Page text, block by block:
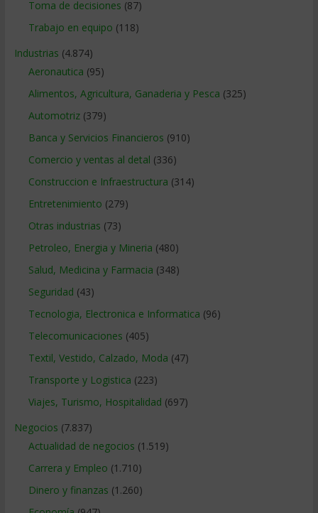
Toma de decisiones (87)
Trabajo en equipo (118)
Industrias (4.874)
Aeronautica (95)
Alimentos, Agricultura, Ganaderia y Pesca (325)
Automotriz(379)
Banca y Servicios Financieros (910)
Comercio y ventas al detal (336)
Construccion e Infraestructura (314)
Entretenimiento (279)
Otras industrias (73)
Petroleo, Energia y Mineria (480)
Salud, Medicina y Farmacia (348)
Seguridad (43)
Tecnologia, Electronica e Informatica (96)
Telecomunicaciones (405)
Textil, Vestido, Calzado, Moda (47)
Transporte y Logistica (223)
Viajes, Turismo, Hospitalidad (697)
Negocios (7.837)
Actualidad de negocios (1.519)
Carrera y Empleo (1.710)
Dinero y finanzas (1.260)